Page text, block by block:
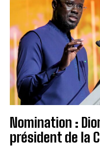
Nomination :
président de la